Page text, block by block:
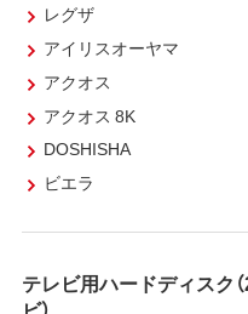
レグザ
アイリスオーヤマ
アクオス
アクオス 8K
DOSHISHA
ビエラ
テレビ用ハードディスク